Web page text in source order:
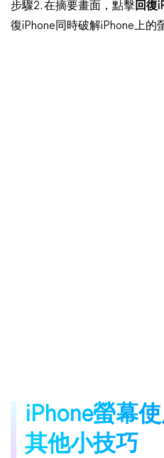
步驟2. 在摘要畫面，點擊回復
復iPhone同時破解iPhone上的
iPhone螢幕
其他小技巧